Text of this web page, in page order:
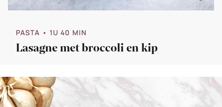
PASTA • 1U 40 MIN
Lasagne met broccoli en kip